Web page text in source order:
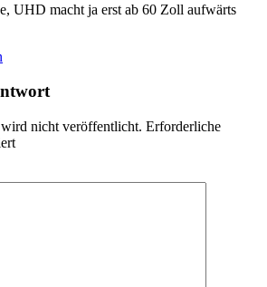
UHD macht ja erst ab 60 Zoll aufwärts
nicht veröffentlicht. Erforderliche